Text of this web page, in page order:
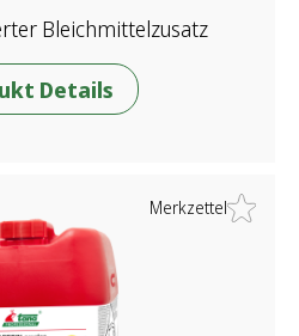
Bleichmittelzusatz
Details
Merkzettel